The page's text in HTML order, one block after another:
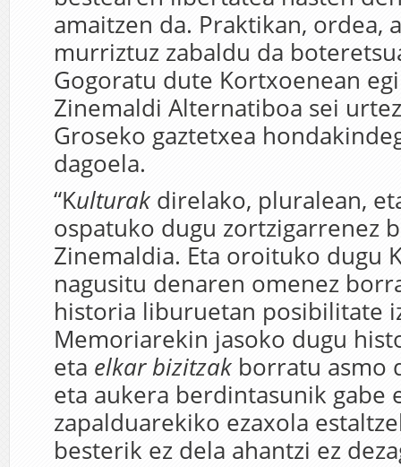
amaitzen da. Praktikan, ordea,
murriztuz zabaldu da
Gogoratu dute Kortxoenean
Zinemaldi Alternatiboa sei
Groseko gaztetxea
dagoela.
“Kulturak direlako, pluralean,
ospatuko dugu zortzigarrenez
Zinemaldia. Eta oroituko dugu
nagusitu denaren omenez
historia liburuetan posibilitate
Memoriarekin jasoko dugu
eta elkar bizitzak borratu asmo
eta aukera berdintasunik gabe
zapalduarekiko ezaxola
besterik ez dela ahantzi ez